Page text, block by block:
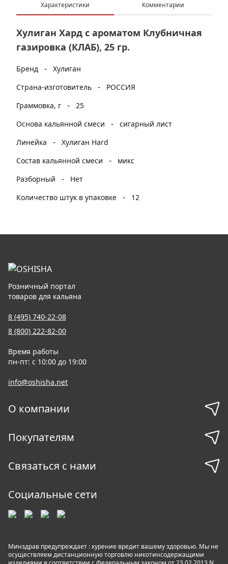
Характеристики Комментарии
Хулиган Хард с ароматом Клубничная
газировка (КЛАБ), 25 гр.
Бренд - Хулиган
Страна-изготовитель
-
РОССИЯ
Граммовка, г
- 25
Основа кальянной смеси
- сигарный лист
Линейка
- Хулиган Hard
Состав кальянной смеси
-
микс
Разборный
-
Нет
Количество штук в упаковке
- 12
Розничный портал
товаров для кальяна
8 (495) 740-22-08
8 (800) 222-82-00
Время работы
пн-пт: с 10:00 до 19:00
info@oshisha.net
О компании
Покупателям
Связаться с нами
Социальные сети
Минздрав предупреждает : курение вредит вашему здоровью. Мы не
осуществляем дистанционную торговлю никотинсодержащими